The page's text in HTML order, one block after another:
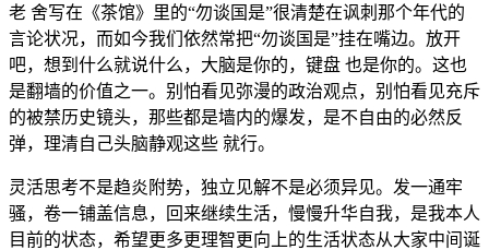
老 舍写在《茶馆》里的“勿谈国是”很清楚在讽刺那个年代的
言论状况，而如今我们依然常把“勿谈国是”挂在嘴边。放开
吧，想到什么就说什么，大脑是你的，键盘 也是你的。这也
是翻墙的价值之一。别怕看见弥漫的政治观点，别怕看见充斥
的被禁历史镜头，那些都是墙内的爆发，是不自由的必然反
弹，理清自己头脑静观这些 就行。
灵活思考不是趋炎附势，独立见解不是必须异见。发一通牢
骚，卷一铺盖信息，回来继续生活，慢慢升华自我，是我本人
目前的状态，希望更多更理智更向上的生活状态从大家中间诞